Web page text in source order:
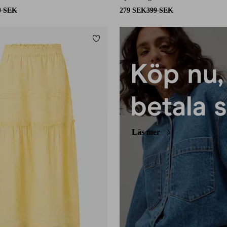
SEK
279 SEK399 SEK
Lägg till i favoriter
Läs mer